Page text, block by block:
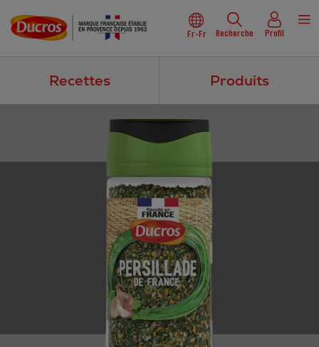
Fr-Fr Recherche Profil
Recettes Produits